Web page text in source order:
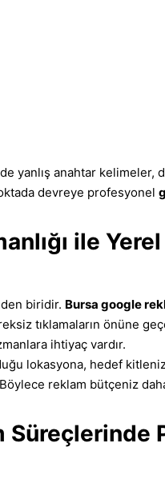
anahtar kelimeler,
devreye profesyonel
ile
biridir. Bursa google
tıklamaların önüne
ihtiyaç vardır.
lokasyona, hedef
reklam bütçeniz
Süreçlerinde